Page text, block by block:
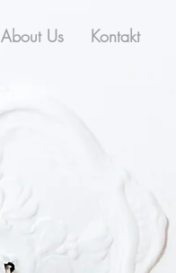
About Us Kontakt